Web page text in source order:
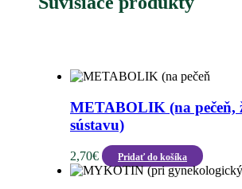
METABOLIK (na pečeň,
sústavu)
2,70€ Pridať do košíka